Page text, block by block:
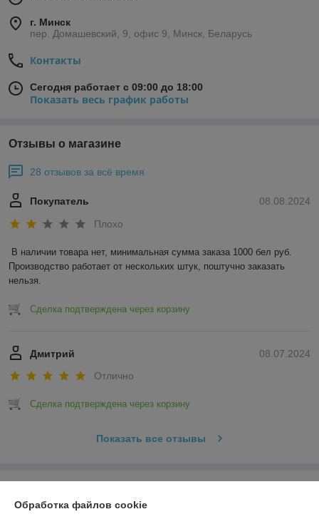
г. Минск
пер. Домашевский, 9, офис 9, Минск, Беларусь
Контакты
Сегодня работает с 09:00 до 18:00
Показать весь график работы
Отзывы о магазине
28 отзывов за всё время
08.08.2024
Покупатель
Плохо
В наличии товара нет, минимальная сумма заказа 1000 бел руб.
Производство работает от нескольких штук, поштучно заказать
нельзя.
Сделка подтверждена через корзину
08.07.2024
Дмитрий
Отлично
Сделка подтверждена через корзину
Показать все отзывы
Обработка файлов cookie